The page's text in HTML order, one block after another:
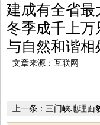
建成有全省
冬季成千上
与自然和谐相
文章来源：互联网
上一条： 三门峡地理面